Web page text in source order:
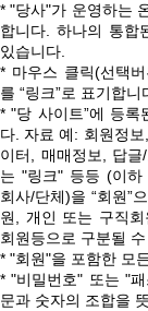
* "당사"가 운영하는
합니다. 하나의 통합
있습니다.
* 마우스 클릭(선택
를 “링크”로 표기합니
* "당 사이트”에 등록
다. 자료 예: 회원정
이터, 매매정보, 답
는 "링크" 등등 (이하
회사/단체)을 “회원”
원, 개인 또는 구직
회원등으로 구분될
* "회원"을 포함한 모
* "비밀번호" 또는 "
문과 숫자의 조합을